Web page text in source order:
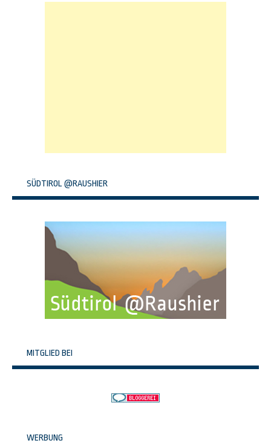
SÜDTIROL @RAUSHIER
MITGLIED BEI
WERBUNG